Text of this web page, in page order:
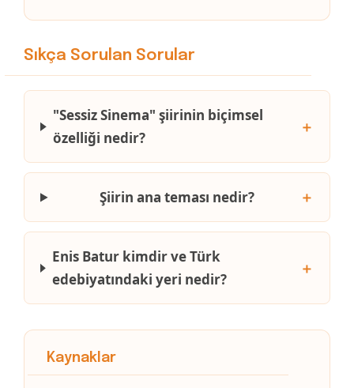
Sıkça Sorulan Sorular
"Sessiz Sinema" şiirinin biçimsel
özelliği nedir?
＋
Şiirin ana teması nedir? ＋
Enis Batur kimdir ve Türk
edebiyatındaki yeri nedir?
＋
Kaynaklar